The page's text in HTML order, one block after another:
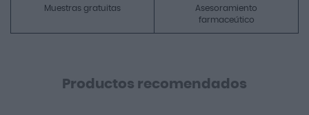
Muestras gratuitas
Asesoramiento
farmaceútico
Productos recomendados